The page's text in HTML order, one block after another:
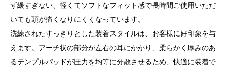
ず緩すぎない、軽くてソフトなフィット感で長時間ご使用いただ
いても頭が痛くなりにくくなっています。
洗練されたすっきりとした装着スタイルは、お客様に好印象を与
えます。アーチ状の部分が左右の耳にかかり、柔らかく厚みのあ
るテンプルパッドが圧力を均等に分散させるため、快適に装着で